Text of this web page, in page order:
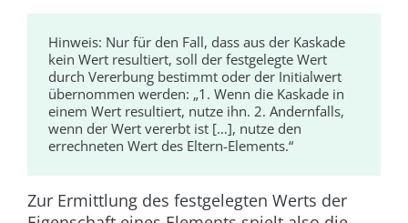
Hinweis: Nur für den Fall, dass aus der Kaskade
kein Wert resultiert, soll der festgelegte Wert
durch Vererbung bestimmt oder der Initialwert
übernommen werden: „1. Wenn die Kaskade in
einem Wert resultiert, nutze ihn. 2. Andernfalls,
wenn der Wert vererbt ist […], nutze den
errechneten Wert des Eltern-Elements.“
Zur Ermittlung des festgelegten Werts der